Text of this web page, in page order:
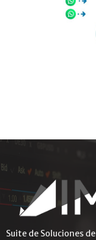
Suite de Soluciones